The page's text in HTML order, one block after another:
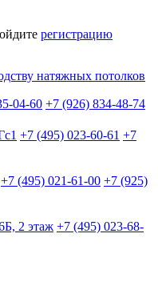
регистрацию
04-60 +7 (926) 834-48-74
+7 (495) 023-60-61 +7
+7 (495) 021-61-00 +7 (925)
2 этаж +7 (495) 023-68-